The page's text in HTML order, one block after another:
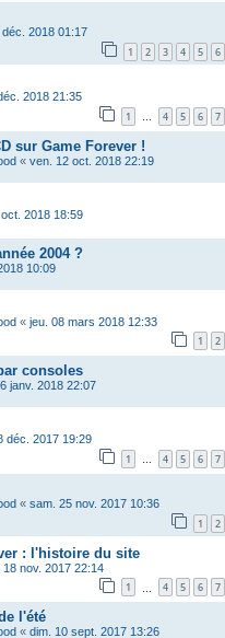
déc. 2018 01:17
1 2 3 4 5 6
2018 21:35
1 … 4 5 6 7
sur Game Forever !
« ven. 12 oct. 2018 22:19
2018 18:59
2004 ?
10:09
« jeu. 08 mars 2018 12:33
1 2
consoles
janv. 2018 22:07
déc. 2017 19:29
1 … 4 5 6 7
« sam. 25 nov. 2017 10:36
1 2
: l'histoire du site
18 nov. 2017 22:14
1 4 5 6 7
l'été
« dim. 10 sept. 2017 13:26